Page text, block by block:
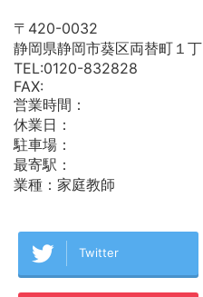
〒420-0032
静岡県静岡市葵区両替町１
TEL:0120-832828
FAX:
営業時間：
休業日：
駐車場：
最寄駅：
業種：家庭教師
Twitter